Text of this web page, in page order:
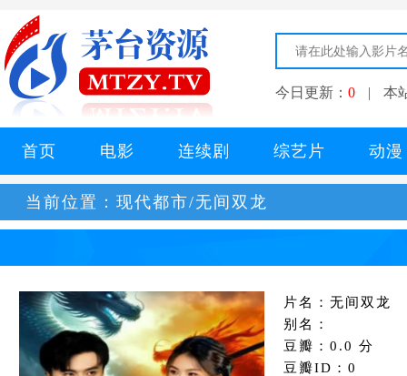
今日更新： 0 | 本
首页 电影 连续剧 综艺片 动漫
当前位置： 现代都市/无间双龙
片名：无间双龙
别名：
豆瓣：0.0 分
豆瓣ID：0